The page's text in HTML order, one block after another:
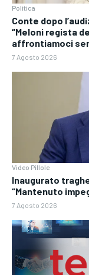
Politica
Conte dopo
“Meloni regista
affrontiamoci
7 Agosto 2026
Video Pillole
Inaugurato
“Mantenuto
7 Agosto 2026